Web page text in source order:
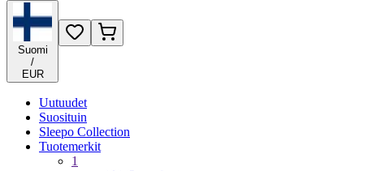
Suomi
/
EUR
Uutuudet
Suosituin
Sleepo Collection
Tuotemerkit
1